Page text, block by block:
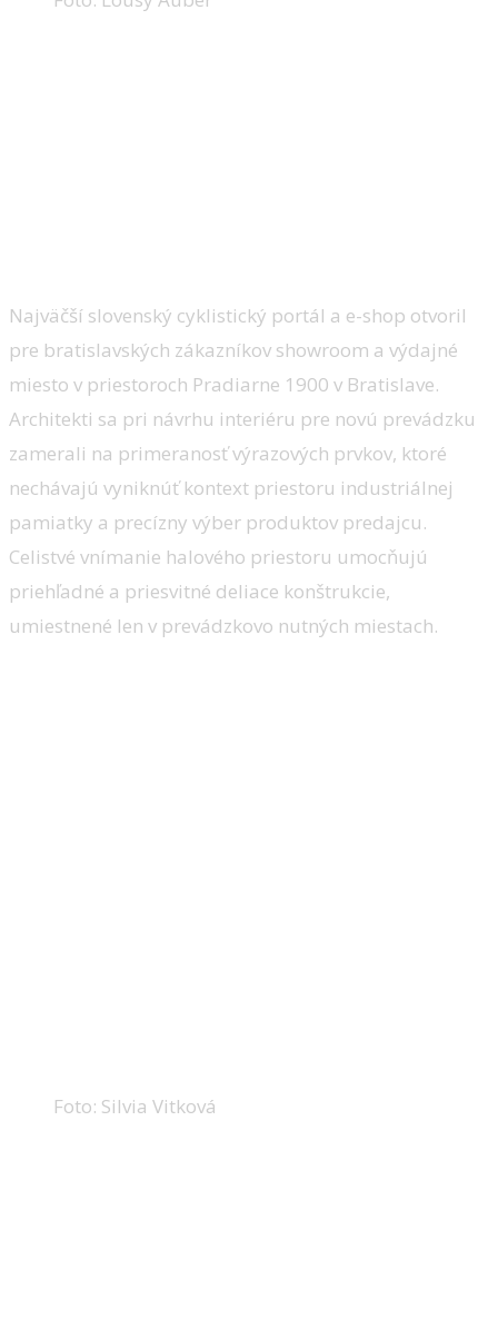
Najväčší slovenský cyklistický portál a e-shop otvoril
pre bratislavských zákazníkov showroom a výdajné
miesto v priestoroch Pradiarne 1900 v Bratislave.
Architekti sa pri návrhu interiéru pre novú prevádzku
zamerali na primeranosť výrazových prvkov, ktoré
nechávajú vyniknúť kontext priestoru industriálnej
pamiatky a precízny výber produktov predajcu.
Celistvé vnímanie halového priestoru umocňujú
priehľadné a priesvitné deliace konštrukcie,
umiestnené len v prevádzkovo nutných miestach.
Foto: Silvia Vitková